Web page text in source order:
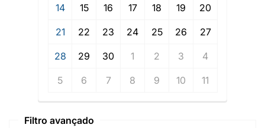
14 15 16 17 18 19 20
21 22 23 24 25 26 27
28 29 30 1 2 3 4
5 6 7 8 9 10 11
Filtro avançado